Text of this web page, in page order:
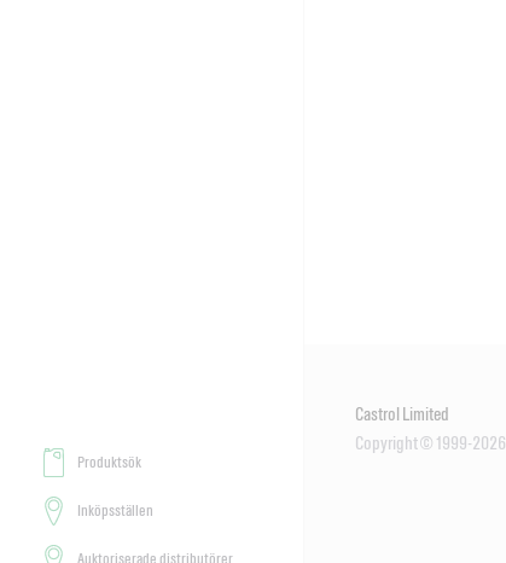
Produktsök
Inköpsställen
Auktoriserade distributörer
Castrol Limited
Copyright © 1999-2026